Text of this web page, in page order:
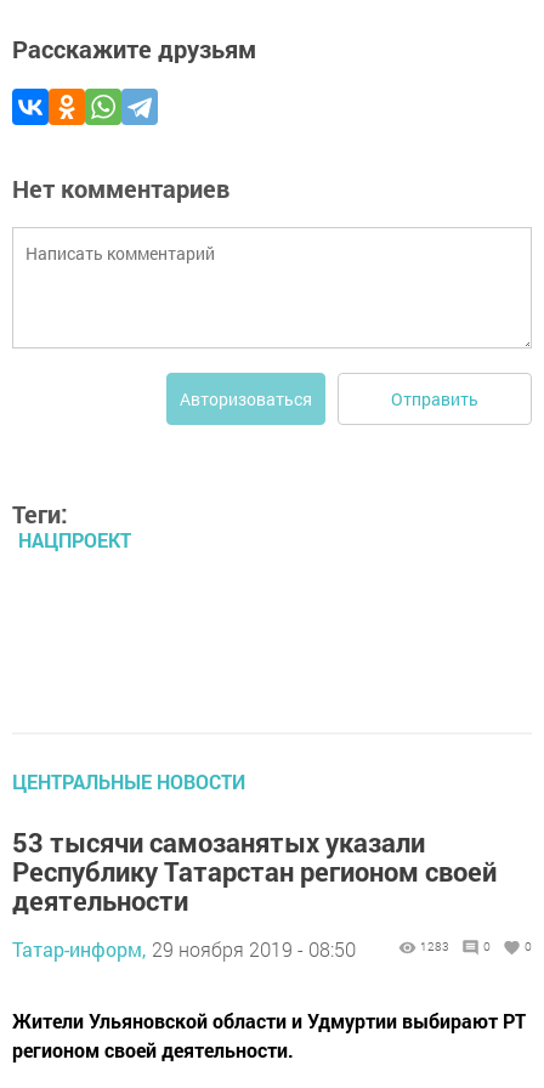
Расскажите друзьям
Нет комментариев
Авторизоваться Отправить
Теги:
НАЦПРОЕКТ
ЦЕНТРАЛЬНЫЕ НОВОСТИ
53 тысячи самозанятых указали
Республику Татарстан регионом своей
деятельности
Татар-информ, 29 ноября 2019 - 08:50 1283 0 0
Жители Ульяновской области и Удмуртии выбирают РТ
регионом своей деятельности.